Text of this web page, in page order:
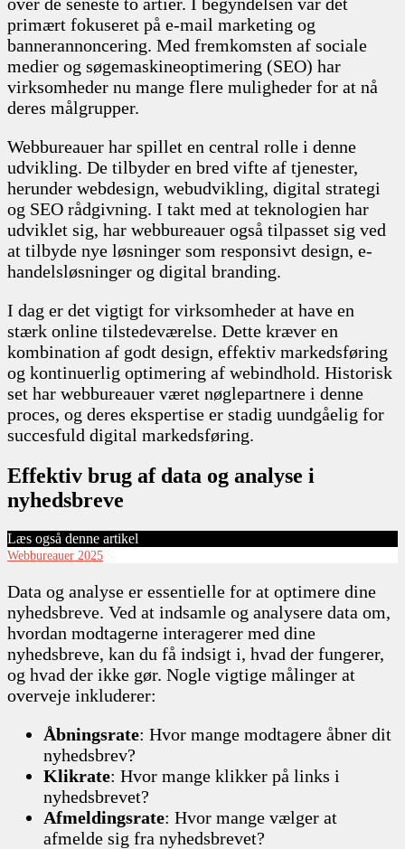
primært fokuseret på e-mail marketing og
bannerannoncering. Med fremkomsten af sociale
medier og søgemaskineoptimering (SEO) har
virksomheder nu mange flere muligheder for at nå
deres målgrupper.
Webbureauer har spillet en central rolle i denne
udvikling. De tilbyder en bred vifte af tjenester,
herunder webdesign, webudvikling, digital strategi
og SEO rådgivning. I takt med at teknologien har
udviklet sig, har webbureauer også tilpasset sig ved
at tilbyde nye løsninger som responsivt design, e-
handelsløsninger og digital branding.
I dag er det vigtigt for virksomheder at have en
stærk online tilstedeværelse. Dette kræver en
kombination af godt design, effektiv markedsføring
og kontinuerlig optimering af webindhold. Historisk
set har webbureauer været nøglepartnere i denne
proces, og deres ekspertise er stadig uundgåelig for
succesfuld digital markedsføring.
Effektiv brug af data og analyse i
nyhedsbreve
Læs også denne artikel
Webbureauer 2025
Data og analyse er essentielle for at optimere dine
nyhedsbreve. Ved at indsamle og analysere data om,
hvordan modtagerne interagerer med dine
nyhedsbreve, kan du få indsigt i, hvad der fungerer,
og hvad der ikke gør. Nogle vigtige målinger at
overveje inkluderer:
Åbningsrate: Hvor mange modtagere åbner dit
nyhedsbrev?
Klikrate: Hvor mange klikker på links i
nyhedsbrevet?
Afmeldingsrate: Hvor mange vælger at
afmelde sig fra nyhedsbrevet?